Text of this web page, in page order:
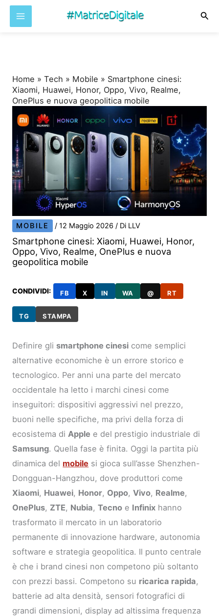
Home »Tech » Mobile » Smartphone cinesi:
Xiaomi, Huawei, Honor, Oppo, Vivo, Realme,
OnePlus e nuova geopolitica mobile
MOBILE /12 Maggio 2026/ Di LLV
Smartphone cinesi: Xiaomi, Huawei, Honor,
Oppo, Vivo, Realme, OnePlus e nuova
geopolitica mobile
CONDIVIDI: FB X IN WA @ RT
TG STAMPA
Definire gli smartphone cinesi come semplici
alternative economiche è un errore storico e
tecnologico. Per anni una parte del mercato
occidentale ha letto i marchi cinesi come
inseguitori: dispositivi aggressivi nel prezzo,
buoni nelle specifiche, ma privi della forza di
ecosistema di Apple e del prestigio industriale di
Samsung. Quella fase è finita. Oggi la partita più
dinamica del mobile si gioca sull’asse Shenzhen-
Dongguan-Hangzhou, dove produttori come
Xiaomi, Huawei, Honor, Oppo,Vivo, Realme,
OnePlus, ZTE, Nubia,Tecno e Infinix hanno
trasformato il mercato in un laboratorio
permanente di innovazione hardware, autonomia
software e strategia geopolitica. Il punto centrale
è che i brand cinesi non competono più soltanto
con prezzi bassi. Competono su ricarica rapida,
batterie ad alta densità, sensori fotografici di
grandi dimensioni, display ad altissima frequenza